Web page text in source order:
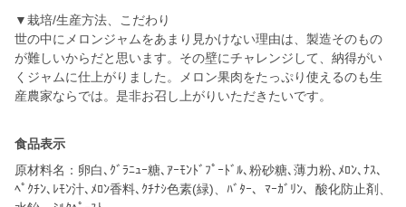
▼栽培/生産方法、こだわり
世の中にメロンジャムをあまり見かけない理由は、製造そのもの
が難しいからだと思います。その壁にチャレンジして、納得がい
くジャムに仕上がりました。メロン果肉をたっぷり使えるのも生
食品表示
原材料名：卵白､ｸﾞﾗﾆｭｰ糖､ｱｰﾓﾝﾄﾞﾌﾟｰﾄﾞﾙ､粉砂糖､薄力粉､ﾒﾛﾝ､ﾅｽ､
ﾍﾟｸﾁﾝ､ﾚﾓﾝ汁､ﾒﾛﾝ香料､ｸﾁﾅｼ色素(緑)、ﾊﾞﾀｰ、ﾏｰｶﾞﾘﾝ、酸化防止剤、